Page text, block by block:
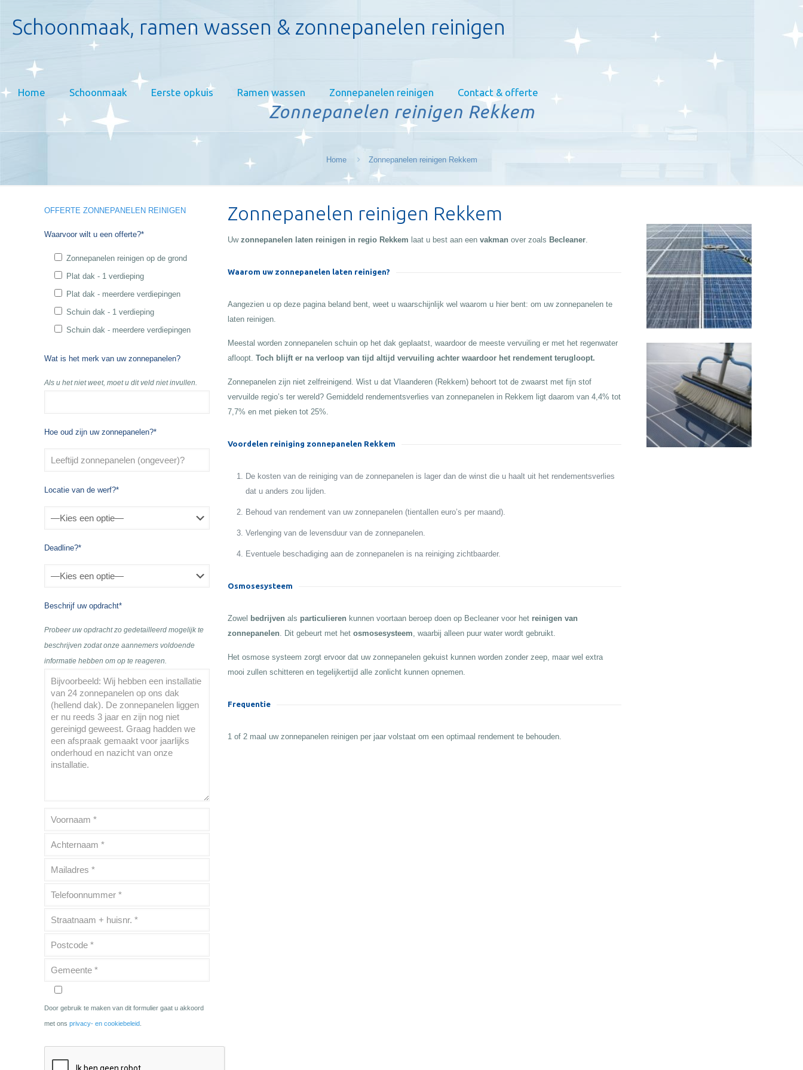
Schoonmaak, ramen wassen & zonnepanelen reinigen
Home Schoonmaak Eerste opkuis Ramen wassen Zonnepanelen reinigen Contact & offerte
Zonnepanelen reinigen Rekkem
Home Zonnepanelen reinigen Rekkem
OFFERTE ZONNEPANELEN REINIGEN
Waarvoor wilt u een offerte?*
Zonnepanelen reinigen op de grond
Plat dak - 1 verdieping
Plat dak - meerdere verdiepingen
Schuin dak - 1 verdieping
Schuin dak - meerdere verdiepingen
Wat is het merk van uw zonnepanelen?
Als u het niet weet, moet u dit veld niet invullen.
Hoe oud zijn uw zonnepanelen?*
Locatie van de werf?*
Deadline?*
Beschrijf uw opdracht*
Probeer uw opdracht zo gedetailleerd mogelijk te
beschrijven zodat onze aannemers voldoende
informatie hebben om op te reageren.
Door gebruik te maken van dit formulier gaat u akkoord
met onsprivacy- en cookiebeleid
Zonnepanelen reinigen Rekkem
Uw zonnepanelen laten reinigen in regio Rekkem laat u best aan een vakman over zoals Becleaner.
Waarom uw zonnepanelen laten reinigen?
Aangezien u op deze pagina beland bent, weet u waarschijnlijk wel waarom u hier bent: om uw zonnepanelen te
laten reinigen.
Meestal worden zonnepanelen schuin op het dak geplaatst, waardoor de meeste vervuiling er met het regenwater
afloopt. Toch blijft er na verloop van tijd altijd vervuiling achter waardoor het rendement terugloopt.
Zonnepanelen zijn niet zelfreinigend. Wist u dat Vlaanderen (Rekkem) behoort tot de zwaarst met fijn stof
vervuilde regio’s ter wereld? Gemiddeld rendementsverlies van zonnepanelen in Rekkem ligt daarom van 4,4% tot
7,7% en met pieken tot 25%.
Voordelen reiniging zonnepanelen Rekkem
De kosten van de reiniging van de zonnepanelen is lager dan de winst die u haalt uit het rendementsverlies
dat u anders zou lijden.
Behoud van rendement van uw zonnepanelen (tientallen euro’s per maand).
Verlenging van de levensduur van de zonnepanelen.
Eventuele beschadiging aan de zonnepanelen is na reiniging zichtbaarder.
Osmosesysteem
Zowel bedrijven als particulieren kunnen voortaan beroep doen op Becleaner voor het reinigen van
zonnepanelen. Dit gebeurt met het osmosesysteem, waarbij alleen puur water wordt gebruikt.
Het osmose systeem zorgt ervoor dat uw zonnepanelen gekuist kunnen worden zonder zeep, maar wel extra
mooi zullen schitteren en tegelijkertijd alle zonlicht kunnen opnemen.
Frequentie
1 of 2 maal uw zonnepanelen reinigen per jaar volstaat om een optimaal rendement te behouden.